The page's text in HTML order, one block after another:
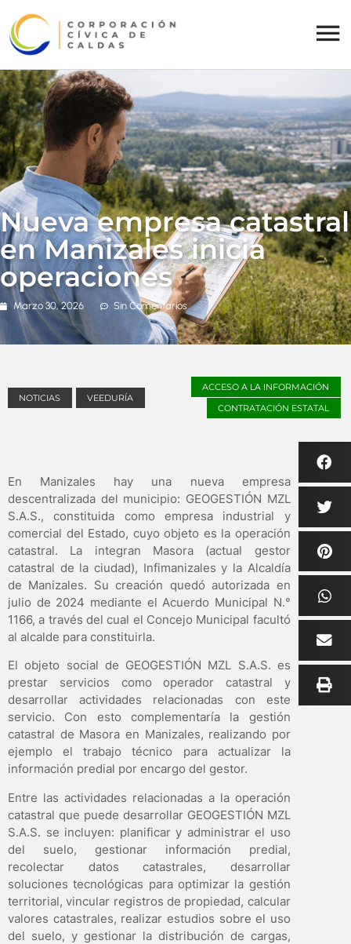
Nueva empresa catastral
en Manizales inicia
operaciones
Marzo 30, 2026 Sin Comentarios
En Manizales hay una nueva empresa
descentralizada del municipio: GEOGESTIÓN MZL
S.A.S., constituida como empresa industrial y
comercial del Estado, cuyo objeto es la operación
catastral. La integran Masora (actual gestor
catastral de la ciudad), Infimanizales y la Alcaldía
de Manizales. Su creación quedó autorizada en
julio de 2024 mediante el Acuerdo Municipal N.°
1166, a través del cual el Concejo Municipal facultó
al alcalde para constituirla.
El objeto social de GEOGESTIÓN MZL S.A.S. es
prestar servicios como operador catastral y
desarrollar actividades relacionadas con este
servicio. Con esto complementaría la gestión
catastral de Masora en Manizales, realizando por
ejemplo el trabajo técnico para actualizar la
información predial por encargo del gestor.
Entre las actividades relacionadas a la operación
catastral que puede desarrollar GEOGESTIÓN MZL
S.A.S. se incluyen: planificar y administrar el uso
del suelo, gestionar información predial,
recolectar datos catastrales, desarrollar
soluciones tecnológicas para optimizar la gestión
territorial, vincular registros de propiedad, calcular
valores catastrales, realizar estudios sobre el uso
del suelo, y gestionar la distribución de cargas,
NOTICIAS VEEDURÍA
ACCESO A LA INFORMACIÓN
CONTRATACIÓN ESTATAL